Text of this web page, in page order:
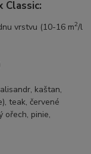
Classic:
vrstvu (10-16 m2/l
kaštan,
teak, červené
ořech, pinie,